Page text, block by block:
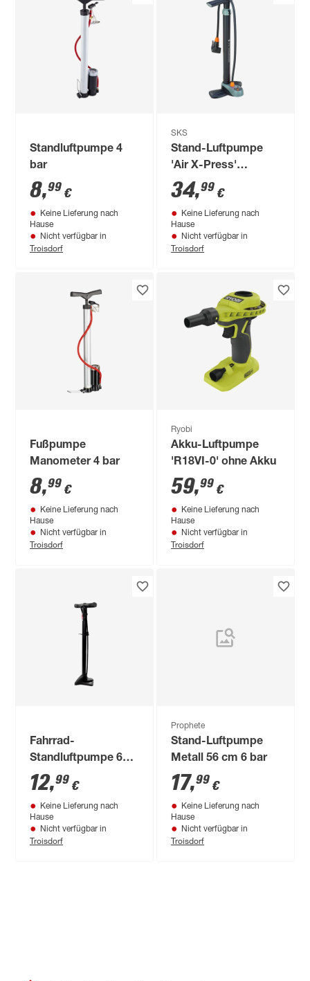
Standluftpumpe 4
bar
8,99 €
Keine Lieferung nach
Hause
Nicht verfügbar in
Troisdorf
SKS
Stand-Luftpumpe
'Air X-Press'
Kunststoff 55,4 cm 8
bar
34,99 €
Keine Lieferung nach
Hause
Nicht verfügbar in
Troisdorf
Fußpumpe
Manometer 4 bar
8,99 €
Keine Lieferung nach
Hause
Nicht verfügbar in
Troisdorf
Ryobi
Akku-Luftpumpe
'R18VI-0' ohne Akku
59,99 €
Keine Lieferung nach
Hause
Nicht verfügbar in
Troisdorf
Fahrrad-
Standluftpumpe 62,5
cm
12,99 €
Keine Lieferung nach
Hause
Nicht verfügbar in
Troisdorf
Prophete
Stand-Luftpumpe
Metall 56 cm 6 bar
17,99 €
Keine Lieferung nach
Hause
Nicht verfügbar in
Troisdorf